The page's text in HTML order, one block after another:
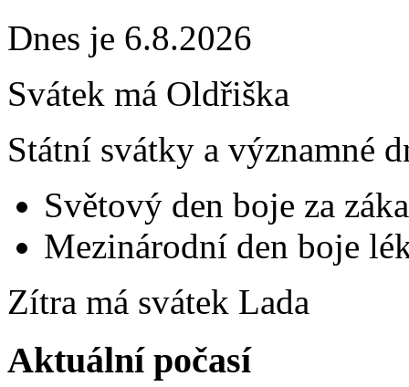
Dnes je 6.8.2026
Svátek má Oldřiška
Státní svátky a významné
Světový den boje za
Mezinárodní den boje
Zítra má svátek Lada
Aktuální počasí